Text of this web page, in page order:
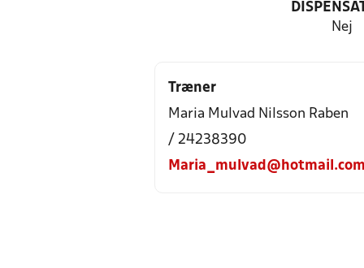
Nej
Træner
Maria Mulvad Nilsson Raben
/ 24238390
Maria_mulvad@hotmail.com